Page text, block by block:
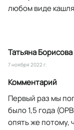
любом виде
Татьяна Борисова
7 ноября 2022 г.
Комментарий
Первый раз мы
было 1,5 года
опять же потому,